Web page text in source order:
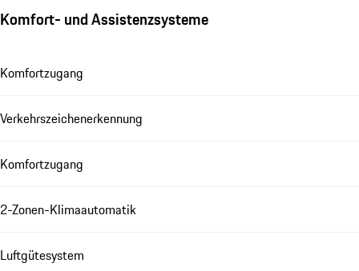
Komfort- und Assistenzsysteme
Komfortzugang
Verkehrszeichenerkennung
Komfortzugang
2-Zonen-Klimaautomatik
Luftgütesystem